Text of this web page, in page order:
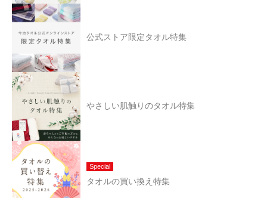
公式ストア限定タオル特集
やさしい肌触りのタオル特集
Special
タオルの買い換え特集